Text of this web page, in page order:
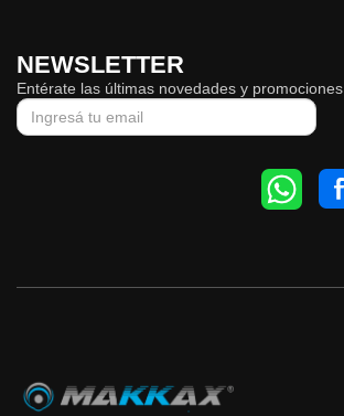
NEWSLETTER
Entérate las últimas novedades y promociones